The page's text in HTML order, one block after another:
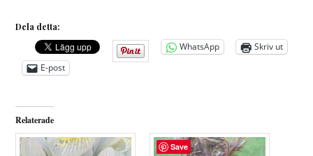
Dela detta:
WhatsApp
Skriv ut
E-post
Relaterade
Save